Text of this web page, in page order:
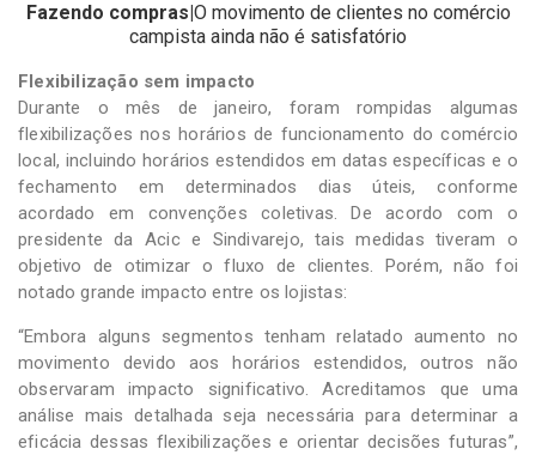
Fazendo compras|O movimento de clientes no comércio
campista ainda não é satisfatório
Flexibilização sem impacto
Durante o mês de janeiro, foram rompidas algumas
flexibilizações nos horários de funcionamento do comércio
local, incluindo horários estendidos em datas específicas e o
fechamento em determinados dias úteis, conforme
acordado em convenções coletivas. De acordo com o
presidente da Acic e Sindivarejo, tais medidas tiveram o
objetivo de otimizar o fluxo de clientes. Porém, não foi
notado grande impacto entre os lojistas:
“Embora alguns segmentos tenham relatado aumento no
movimento devido aos horários estendidos, outros não
observaram impacto significativo. Acreditamos que uma
análise mais detalhada seja necessária para determinar a
eficácia dessas flexibilizações e orientar decisões futuras”,